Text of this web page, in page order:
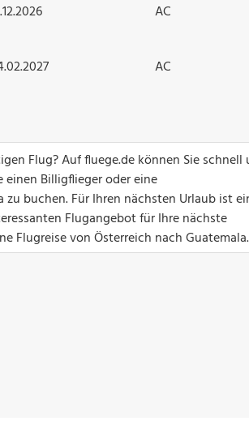
AC
AC
Flug? Auf fluege.de können Sie schnell
Billigflieger oder eine
buchen. Für Ihren nächsten Urlaub ist
Flugangebot für Ihre nächste
Flugreise von Österreich nach Guatemala.